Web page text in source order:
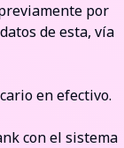
por
de esta, vía
en efectivo.
con el sistema